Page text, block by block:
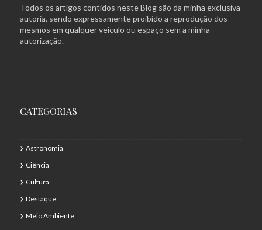
Todos os artigos contidos neste Blog são da minha exclusiva
autoria, sendo expressamente proibido a reprodução dos
mesmos em qualquer veículo ou espaço sem a minha
autorização.
CATEGORIAS
Astronomia
Ciência
Cultura
Destaque
Meio Ambiente